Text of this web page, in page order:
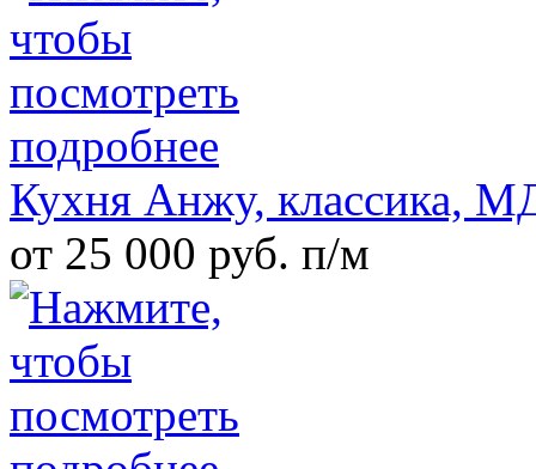
Кухня Анжу, классика,
от 25 000 руб. п/м